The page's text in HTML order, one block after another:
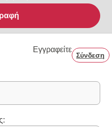
Εγγραφείτε
Σύνδεση